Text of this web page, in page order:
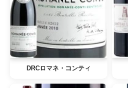
DRCロマネ・コンティ